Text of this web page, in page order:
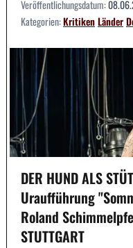
Veröffentlichungsdatum:
Kategorien:KritikenLänder
DER HUND ALS
Uraufführung
Roland
STUTTGART